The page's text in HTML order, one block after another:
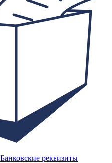
Банковские реквизиты